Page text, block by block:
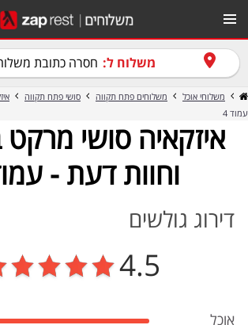
משלוח ל: חסרה כתובת
משלוחי אוכל משלוחים פתח תקווה סושי פתח תקווה
עמוד 4
איזקאיה סושי מרקט
וחוות דעת -
דירוג גולשים
4.5
אוכל